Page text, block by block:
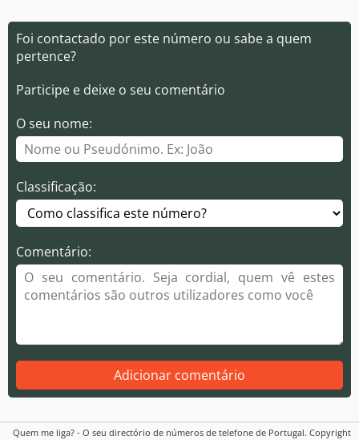
Foi contactado por este número ou sabe a quem
pertence?
Participe e deixe o seu comentário
O seu nome:
Classificação:
Comentário:
Adicionar comentário
Quem me liga? - O seu directório de números de telefone de Portugal. Copyright